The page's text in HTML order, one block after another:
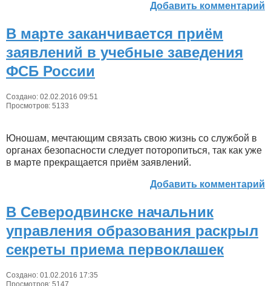
Добавить комментарий
В марте заканчивается приём
заявлений в учебные заведения
ФСБ России
Создано: 02.02.2016 09:51
Просмотров: 5133
Юношам, мечтающим связать свою жизнь со службой в
органах безопасности следует поторопиться, так как уже
в марте прекращается приём заявлений.
Добавить комментарий
В Северодвинске начальник
управления образования раскрыл
секреты приема первоклашек
Создано: 01.02.2016 17:35
Просмотров: 5147